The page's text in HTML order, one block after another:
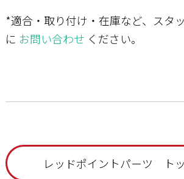
*適合・取り付け・在庫など、スタ
に お問い合わせ ください。
レッドポイントパーツ ト